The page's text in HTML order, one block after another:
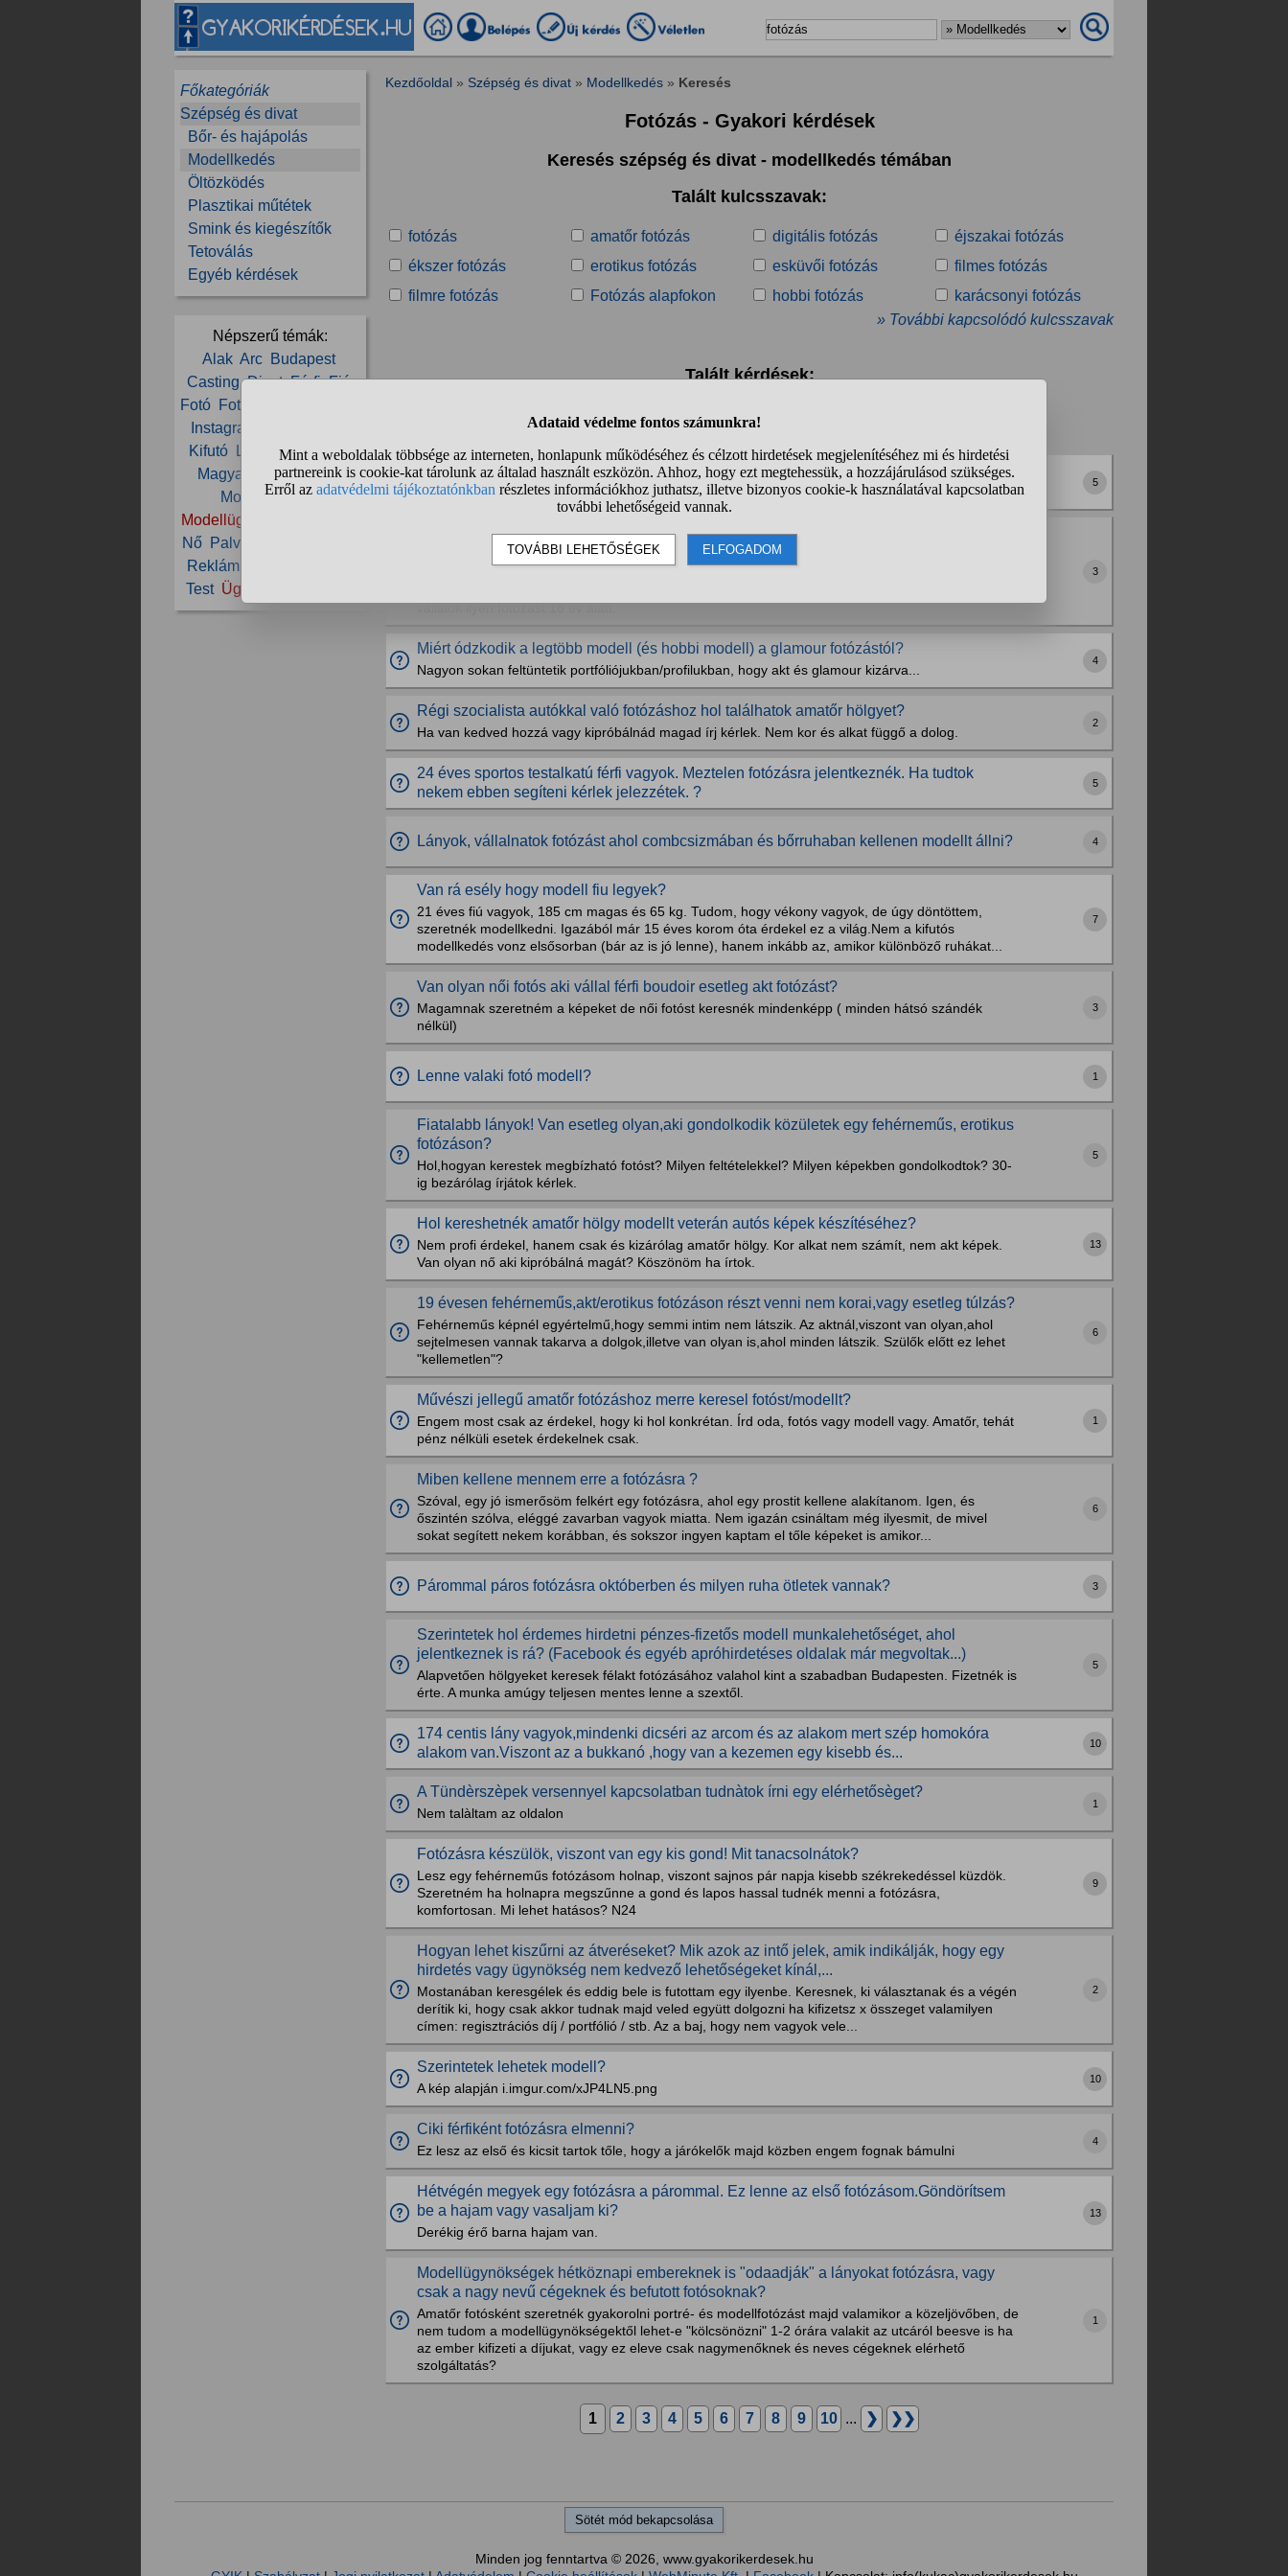
Főkategóriák
Szépség és divat
Bőr- és hajápolás
Modellkedés
Öltözködés
Plasztikai műtétek
Smink és kiegészítők
Tetoválás
Egyéb kérdések
Népszerű témák:
Alak Arc
Budapest
Casting Divat Férfi Fiú
Fotó
Fotómodell
Instagram
Kifutó
Lány
Magasság
Magyarország Méret
Model
Modell
Modellügynökség
Nő Palvin Barbara
Reklám
Test Ügynökség
Kezdőoldal » Szépség és divat » Modellkedés » Keresés
Fotózás - Gyakori kérdések
Keresés szépség és divat - modellkedés témában
Talált kulcsszavak:
fotózás amatőr fotózás digitális fotózás
éjszakai fotózás
ékszer fotózás
erotikus fotózás esküvői fotózás
filmes fotózás
filmre fotózás
Fotózás alapfokon hobbi fotózás
karácsonyi fotózás
» További kapcsolódó kulcsszavak
Talált kérdések:
1 2 3 4 5 6 7
Van olyan női fotós vagy hobbi fotós aki vállalna férfi boudoir vagy akt fotózást?
Semmi hátsó szándékom nincs! 27 éves vagyok szívesen kipróbálnám magam ilyen helyzetbe.
5
Hány éves kortól lehet vállalni fiatal lányokat fehérneműs,vagy erotikusabb jellegű
fotózásra?? Megkeresett 2 lány (16,17évesek),hogy ők ilyesmi...
vállalok ilyen fotózást 18 év alatt.
3
Miért ódzkodik a legtöbb modell (és hobbi modell) a glamour fotózástól?
Nagyon sokan feltüntetik portfóliójukban/profilukban, hogy akt és glamour kizárva...
4
Régi szocialista autókkal való fotózáshoz hol találhatok amatőr hölgyet?
Ha van kedved hozzá vagy kipróbálnád magad írj kérlek. Nem kor és alkat függő a dolog.
2
24 éves sportos testalkatú férfi vagyok. Meztelen fotózásra jelentkeznék. Ha tudtok
nekem ebben segíteni kérlek jelezzétek. ?
5
Lányok, vállalnatok fotózást ahol combcsizmában és bőrruhaban kellenen modellt állni? 4
Van rá esély hogy modell fiu legyek?
21 éves fiú vagyok, 185 cm magas és 65 kg. Tudom, hogy vékony vagyok, de úgy döntöttem,
szeretnék modellkedni. Igazából már 15 éves korom óta érdekel ez a világ.Nem a kifutós
modellkedés vonz elsősorban (bár az is jó lenne), hanem inkább az, amikor különböző ruhákat...
7
Van olyan női fotós aki vállal férfi boudoir esetleg akt fotózást?
Magamnak szeretném a képeket de női fotóst keresnék mindenképp ( minden hátsó szándék
nélkül)
3
Lenne valaki fotó modell? 1
Fiatalabb lányok! Van esetleg olyan,aki gondolkodik közületek egy fehérneműs, erotikus
fotózáson?
Hol,hogyan kerestek megbízható fotóst? Milyen feltételekkel? Milyen képekben gondolkodtok? 30-
ig bezárólag írjátok kérlek.
5
Hol kereshetnék amatőr hölgy modellt veterán autós képek készítéséhez?
Nem profi érdekel, hanem csak és kizárólag amatőr hölgy. Kor alkat nem számít, nem akt képek.
Van olyan nő aki kipróbálná magát? Köszönöm ha írtok.
13
19 évesen fehérneműs,akt/erotikus fotózáson részt venni nem korai,vagy esetleg túlzás?
Fehérneműs képnél egyértelmű,hogy semmi intim nem látszik. Az aktnál,viszont van olyan,ahol
sejtelmesen vannak takarva a dolgok,illetve van olyan is,ahol minden látszik. Szülők előtt ez lehet
"kellemetlen"?
6
Művészi jellegű amatőr fotózáshoz merre keresel fotóst/modellt?
Engem most csak az érdekel, hogy ki hol konkrétan. Írd oda, fotós vagy modell vagy. Amatőr, tehát
pénz nélküli esetek érdekelnek csak.
1
Miben kellene mennem erre a fotózásra ?
Szóval, egy jó ismerősöm felkért egy fotózásra, ahol egy prostit kellene alakítanom. Igen, és
őszintén szólva, eléggé zavarban vagyok miatta. Nem igazán csináltam még ilyesmit, de mivel
sokat segített nekem korábban, és sokszor ingyen kaptam el tőle képeket is amikor...
6
Párommal páros fotózásra októberben és milyen ruha ötletek vannak? 3
Szerintetek hol érdemes hirdetni pénzes-fizetős modell munkalehetőséget, ahol
jelentkeznek is rá? (Facebook és egyéb apróhirdetéses oldalak már megvoltak...)
Alapvetően hölgyeket keresek félakt fotózásához valahol kint a szabadban Budapesten. Fizetnék is
érte. A munka amúgy teljesen mentes lenne a szextől.
5
174 centis lány vagyok,mindenki dicséri az arcom és az alakom mert szép homokóra
alakom van.Viszont az a bukkanó ,hogy van a kezemen egy kisebb és...
10
A Tündèrszèpek versennyel kapcsolatban tudnàtok írni egy elérhetősèget?
Nem talàltam az oldalon
1
Fotózásra készülök, viszont van egy kis gond! Mit tanacsolnátok?
Lesz egy fehérneműs fotózásom holnap, viszont sajnos pár napja kisebb székrekedéssel küzdök.
Szeretném ha holnapra megszűnne a gond és lapos hassal tudnék menni a fotózásra,
komfortosan. Mi lehet hatásos? N24
9
Hogyan lehet kiszűrni az átveréseket? Mik azok az intő jelek, amik indikálják, hogy egy
hirdetés vagy ügynökség nem kedvező lehetőségeket kínál,...
Mostanában keresgélek és eddig bele is futottam egy ilyenbe. Keresnek, ki választanak és a végén
derítik ki, hogy csak akkor tudnak majd veled együtt dolgozni ha kifizetsz x összeget valamilyen
címen: regisztrációs díj / portfólió / stb. Az a baj, hogy nem vagyok vele...
2
Szerintetek lehetek modell?
A kép alapján i.imgur.com/xJP4LN5.png
10
Ciki férfiként fotózásra elmenni?
Ez lesz az első és kicsit tartok tőle, hogy a járókelők majd közben engem fognak bámulni
4
Hétvégén megyek egy fotózásra a párommal. Ez lenne az első fotózásom.Göndörítsem
be a hajam vagy vasaljam ki?
Derékig érő barna hajam van.
13
Modellügynökségek hétköznapi embereknek is "odaadják" a lányokat fotózásra, vagy
csak a nagy nevű cégeknek és befutott fotósoknak?
Amatőr fotósként szeretnék gyakorolni portré- és modellfotózást majd valamikor a közeljövőben, de
nem tudom a modellügynökségektől lehet-e "kölcsönözni" 1-2 órára valakit az utcáról beesve is ha
az ember kifizeti a díjukat, vagy ez eleve csak nagymenőknek és neves cégeknek elérhető
szolgáltatás?
1
1 2 3 4 5 6 7 8 9 10 ... ❯ ❯❯
Sötét mód bekapcsolása
Minden jog fenntartva © 2026, www.gyakorikerdesek.hu